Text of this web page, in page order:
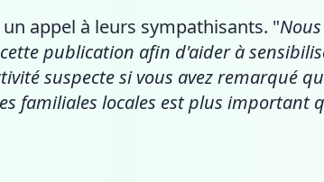
appel à leurs sympathisants. "
publication afin d'aider à
suspecte si vous avez remarqué
familiales locales est plus important